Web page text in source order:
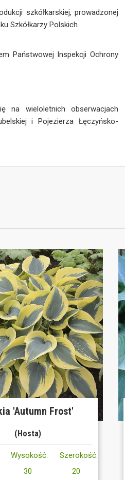
szkółkarskiej, prowadzonej
Szkółkarzy Polskich.
Państwowej Inspekcji Ochrony
na wieloletnich obserwacjach
i Pojezierza Łęczyńsko-
'Autumn Frost'
(Hosta)
Wysokość:
30
Szerokość:
20